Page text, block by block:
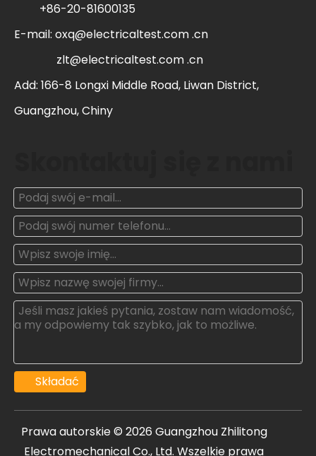
+86-20-81600135
E-mail: oxq@electricaltest.com .cn
zlt@electricaltest.com .cn
Add: 166-8 Longxi Middle Road, Liwan District,
Guangzhou, Chiny
Składać
Prawa autorskie © 2026 Guangzhou Zhilitong
Electromechanical Co., Ltd. Wszelkie prawa